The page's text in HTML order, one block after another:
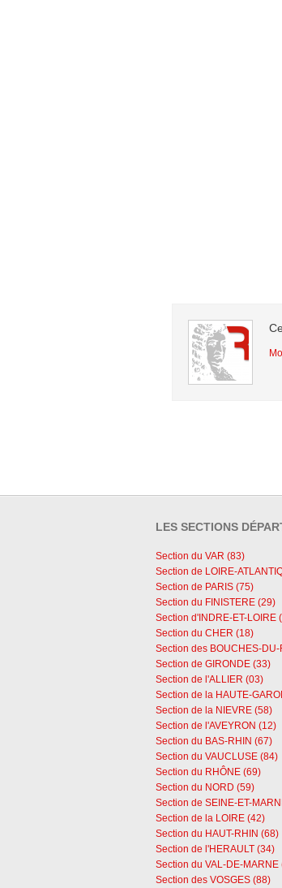
LES SECTIONS
Section du VAR (83)
Section de LOIRE-
Section de PARIS (75)
Section du FINISTERE (29)
Section d'INDRE-ET-LOIRE
Section du CHER (18)
Section des BOUCHES-
Section de GIRONDE (33)
Section de l'ALLIER (03)
Section de la HAUTE-
Section de la NIEVRE (58)
Section de l'AVEYRON (12)
Section du BAS-RHIN (67)
Section du VAUCLUSE (84)
Section du RHÔNE (69)
Section du NORD (59)
Section de SEINE-ET-
Section de la LOIRE (42)
Section du HAUT-RHIN (68)
Section de l'HERAULT (34)
Section du VAL-DE-MARNE
Section des VOSGES (88)